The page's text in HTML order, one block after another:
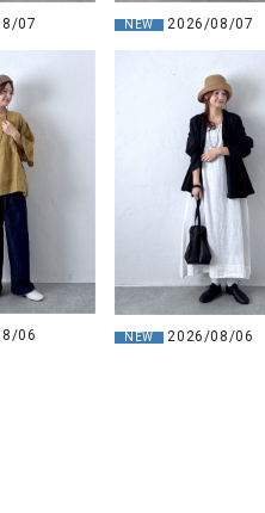
07 NEW 2026/08/07
06 NEW 2026/08/06